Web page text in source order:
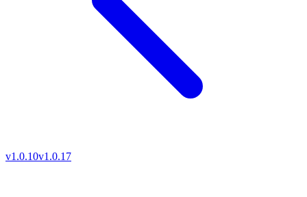
v1.0.10v1.0.17